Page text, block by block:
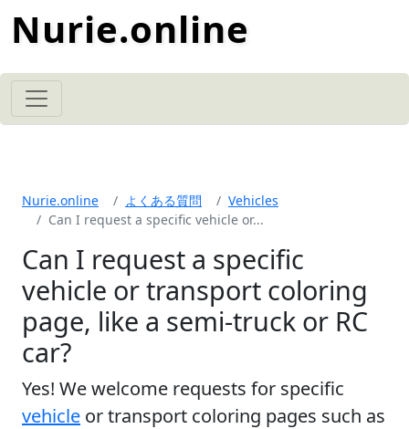
Nurie.online
Nurie.online よくある質問
Vehicles
Can I request a specific vehicle or...
Can I request a specific
vehicle or transport coloring
page, like a semi-truck or RC
car?
Yes! We welcome requests for specific
vehicle or transport coloring pages such as